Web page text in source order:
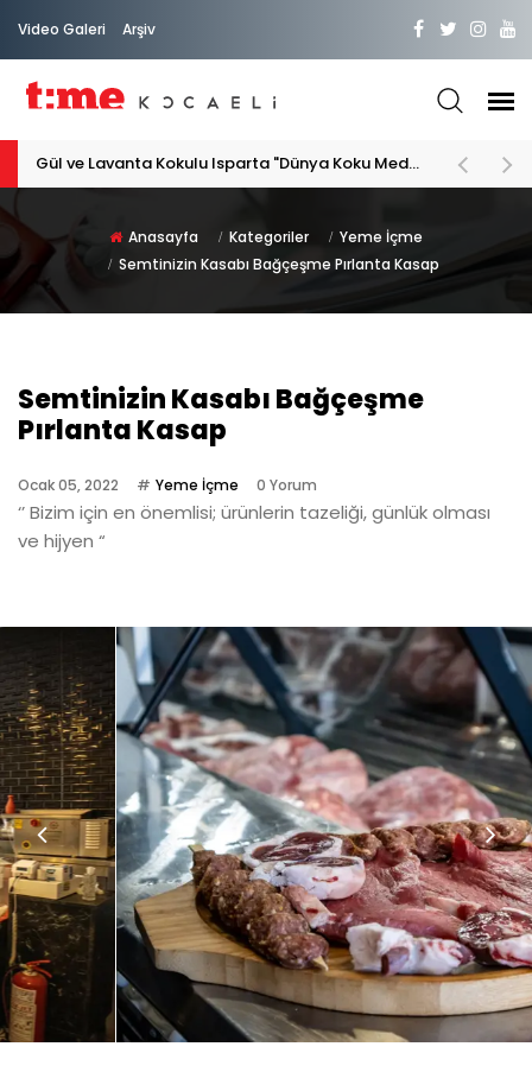
Video Galeri Arşiv
Gül ve Lavanta Kokulu Isparta "Dünya Koku Medeniyeti"
Anasayfa Kategoriler
Yeme İçme
Semtinizin Kasabı Bağçeşme Pırlanta Kasap
Semtinizin Kasabı Bağçeşme
Pırlanta Kasap
Ocak 05, 2022 Yeme İçme 0 Yorum
‘’ Bizim için en önemlisi; ürünlerin tazeliği, günlük olması
ve hijyen “